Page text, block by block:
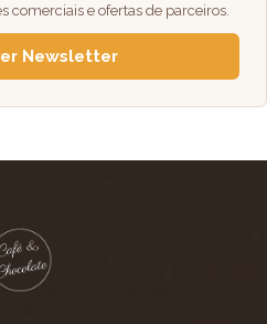
comerciais e ofertas de parceiros.
Newsletter